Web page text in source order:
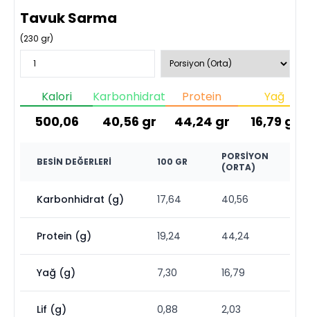
Tavuk Sarma
(230 gr)
Kalori
500,06
Karbonhidrat
40,56 gr
Protein
44,24 gr
Yağ
16,79gr
BESIN DEĞERLERI 100 GR
PORSIYON
(ORTA)
Karbonhidrat (g) 17,64 40,56
Protein (g) 19,24 44,24
Yağ (g) 7,30 16,79
Lif (g) 0,88 2,03